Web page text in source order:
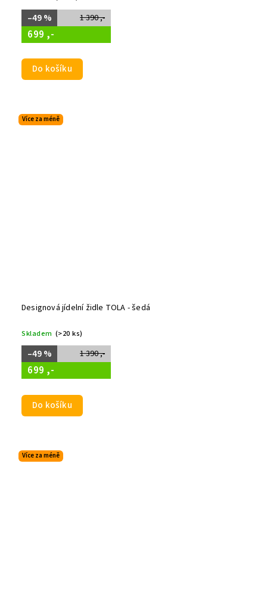
1 390 ,-
–49 %
699 ,-
Do košíku
Více za méně
Designová jídelní židle TOLA - šedá
Skladem (>20 ks)
1 390 ,-
–49 %
699 ,-
Do košíku
Více za méně